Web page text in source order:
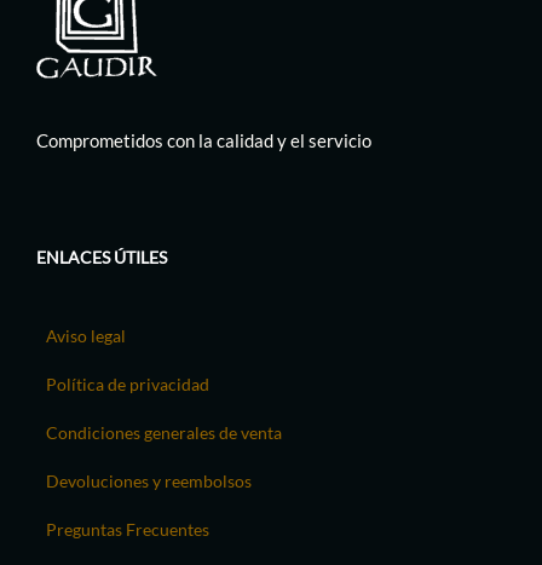
Comprometidos con la calidad y el servicio
ENLACES ÚTILES
Aviso legal
Política de privacidad
Condiciones generales de venta
Devoluciones y reembolsos
Preguntas Frecuentes